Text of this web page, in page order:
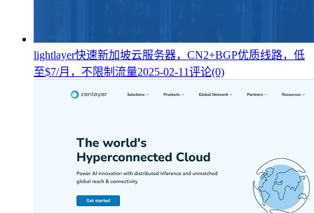
lightlayer快速新加坡云服务器，CN2+BGP优质线路，低
至$7/月，不限制流量2025-02-11评论(0)